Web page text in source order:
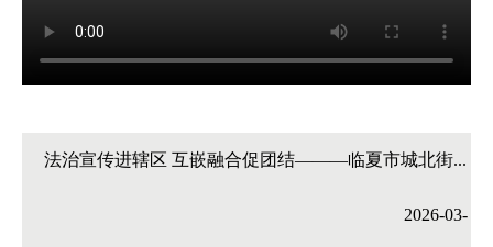
法治宣传进辖区 互嵌融合促团结———临夏市城北街...
2026-03-